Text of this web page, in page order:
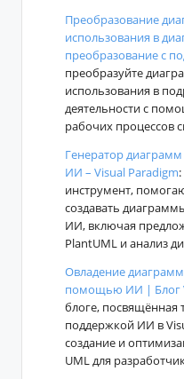
Преобразование
использования в
преобразование с
преобразуйте
использования в
деятельности с
рабочих процессов
Генератор
ИИ – Visual Paradigm
инструмент,
создавать
ИИ, включая
PlantUML и анализ
Овладение
помощью ИИ | Блог
блоге, посвящённая
поддержкой ИИ в
создание и
UML для